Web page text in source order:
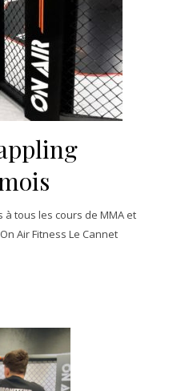
à tous les cours de MMA et
Air Fitness Le Cannet